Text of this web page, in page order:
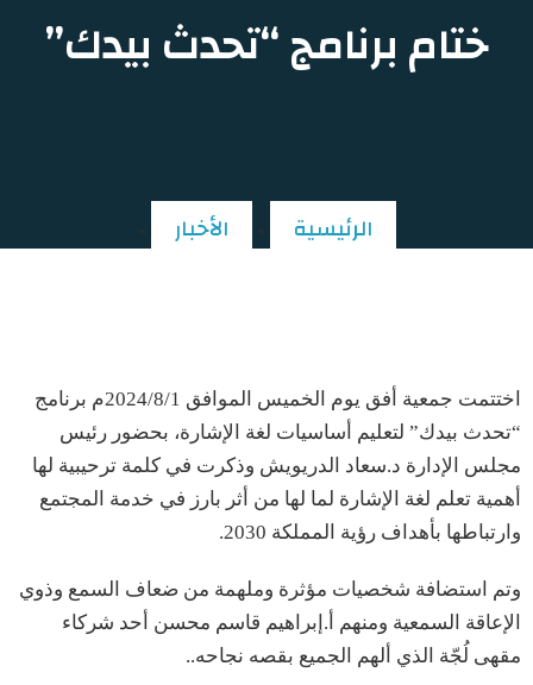
ختام برنامج “تحدث بيدك”
الرئيسية » الأخبار »
اختتمت جمعية أفق يوم الخميس الموافق 2024/8/1م برنامج
“تحدث بيدك” لتعليم أساسيات لغة الإشارة، بحضور رئيس
مجلس الإدارة د.سعاد الدريويش وذكرت في كلمة ترحيبية لها
أهمية تعلم لغة الإشارة لما لها من أثر بارز في خدمة المجتمع
وارتباطها بأهداف رؤية المملكة 2030.
وتم استضافة شخصيات مؤثرة وملهمة من ضعاف السمع وذوي
الإعاقة السمعية ومنهم أ.إبراهيم قاسم محسن أحد شركاء
مقهى لُجّة الذي ألهم الجميع بقصه نجاحه..